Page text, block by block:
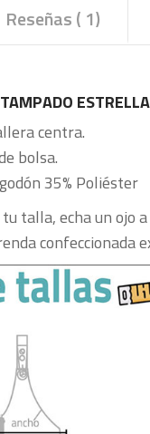
Reseñas ( 1)
centra.
bolsa.
35% Poliéster
talla, echa un ojo
confeccionada